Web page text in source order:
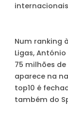
Num ranking
Ligas,
75 milhões
aparece na
top10 é
também do